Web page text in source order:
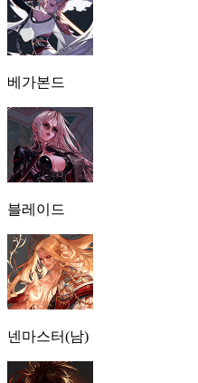
베가본드
블레이드
넨마스터(남)